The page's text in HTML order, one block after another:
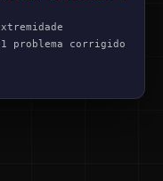
1 problema corrigido